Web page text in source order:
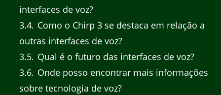
interfaces de voz?
3.4 Como o Chirp 3 se destaca em relação a
outras interfaces de voz?
3.5 Qual é o futuro das interfaces de voz?
3.6 Onde posso encontrar mais informações
sobre tecnologia de voz?